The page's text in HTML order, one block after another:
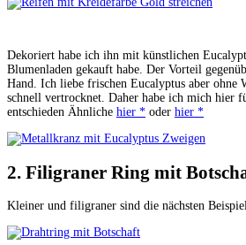
Dekoriert habe ich ihn mit künstlichen
Blumenladen gekauft habe. Der Vorteil
Hand. Ich liebe frischen Eucalyptus aber ohne
schnell vertrocknet. Daher habe ich mich hier
entschieden Ähnliche hier * oder hier *
2. Filigraner Ring mit
Kleiner und filigraner sind die nächsten